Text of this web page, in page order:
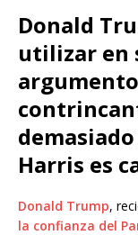
Donald
utilizar en
Harris es
Donald Trump,
la confianza del